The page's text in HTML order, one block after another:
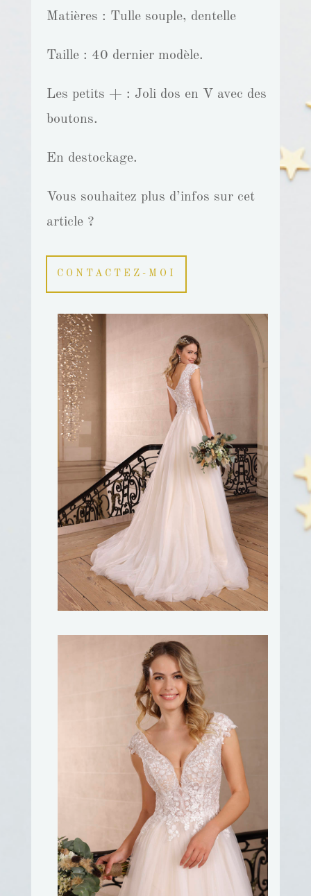
Matières : Tulle souple, dentelle
Taille : 40 dernier modèle.
Les petits + : Joli dos en V avec des
boutons.
En destockage.
Vous souhaitez plus d’infos sur cet
article ?
CONTACTEZ-MOI